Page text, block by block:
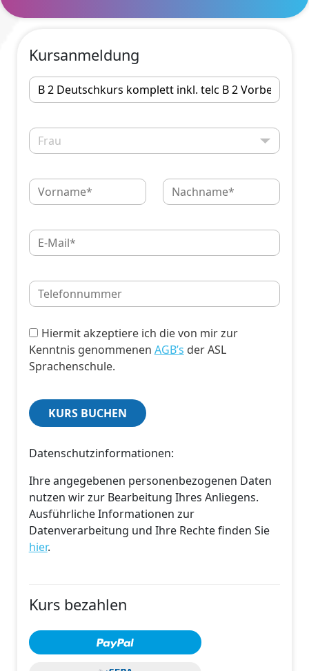
Kursanmeldung
Hiermit akzeptiere ich die von mir zur
Kenntnis genommenen AGB’s der ASL
Sprachenschule.
Datenschutzinformationen:
Ihre angegebenen personenbezogenen Daten
nutzen wir zur Bearbeitung Ihres Anliegens.
Ausführliche Informationen zur
Datenverarbeitung und Ihre Rechte finden Sie
hier.
Kurs bezahlen